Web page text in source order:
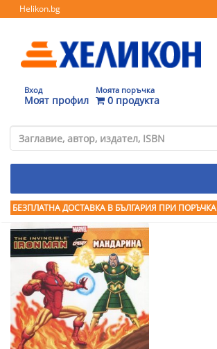
Helikon.bg
Вход
Моят профил
Моята поръчка
0 продукта
БЕЗПЛАТНА ДОСТАВКА В БЪЛГАРИЯ ПРИ ПОРЪЧКА